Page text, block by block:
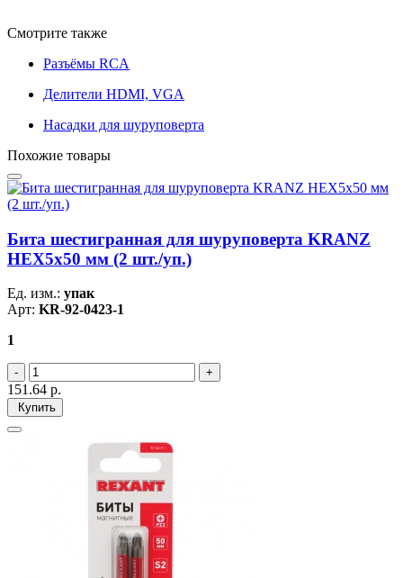
Смотрите также
Разъёмы RCA
Делители HDMI, VGA
Насадки для шуруповерта
Похожие товары
Бита шестигранная для шуруповерта KRANZ
HEX5х50 мм (2 шт./уп.)
Ед. изм.: упак
Арт: KR-92-0423-1
1
151.64 р.
Купить